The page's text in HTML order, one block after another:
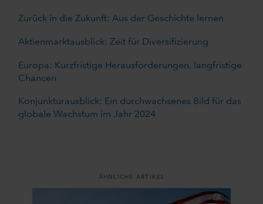
Zurück in die Zukunft: Aus der Geschichte lernen
Aktienmarktausblick: Zeit für Diversifizierung
Europa: Kurzfristige Herausforderungen, langfristige
Chancen
Konjunkturausblick: Ein durchwachsenes Bild für das
globale Wachstum im Jahr 2024
ÄHNLICHE ARTIKEL